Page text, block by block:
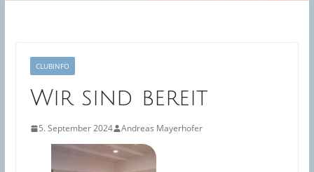
CLUBINFO
Wir sind bereit
5. September 2024 Andreas Mayerhofer